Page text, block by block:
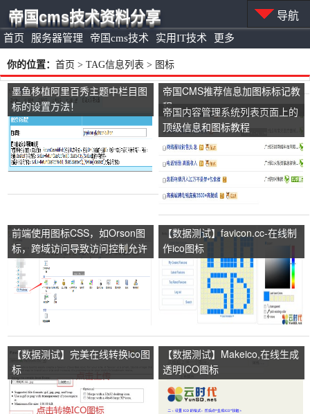
首页 服务器管理 帝国cms技术 实用IT技术 更多
帝国cms技术资料分享 导航
你的位置： 首页 > TAG信息列表 > 图标
墨鱼移植阿里百秀主题中栏目图
标的设置方法！
帝国CMS推荐信息加图标标记教
程
帝国内容管理系统列表页面上的
顶级信息和图标教程
前端使用图标CSS，如Orson图
标，跨域访问导致访问控制允许
起源的解决方案
【数据测试】favicon.cc-在线制
作ico图标
【数据测试】完美在线转换ico图
标
【数据测试】Makeico,在线生成
透明ICO图标